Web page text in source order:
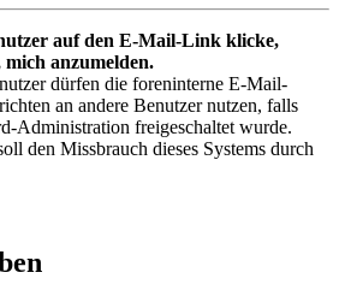
auf den E-Mail-Link klicke,
anzumelden.
dürfen die foreninterne E-Mail-
an andere Benutzer nutzen, falls
Administration freigeschaltet wurde.
den Missbrauch dieses Systems durch